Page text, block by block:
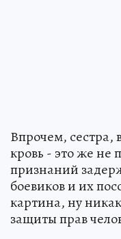
Впрочем, сестра,
кровь - это же не
признаний
боевиков и их
картина, ну
защиты прав